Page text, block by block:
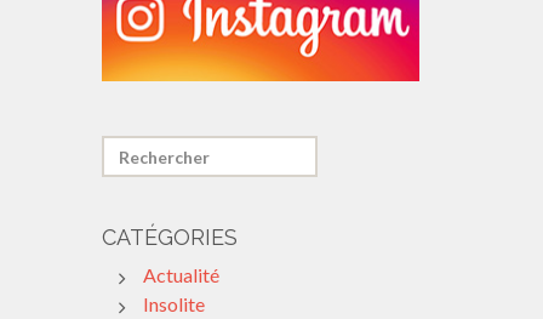
CATÉGORIES
Actualité
Insolite